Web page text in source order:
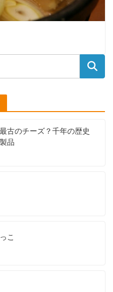
古のチーズ？千年の歴史
品
こ